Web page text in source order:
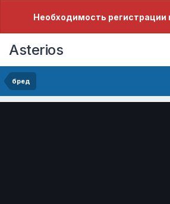
Необходимость регистрации
Asterios
бред